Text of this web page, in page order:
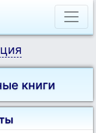
книги